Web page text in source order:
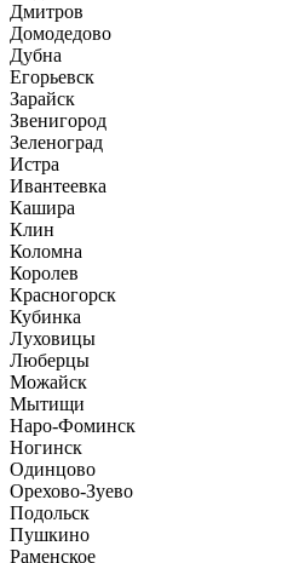
Дмитров
Домодедово
Дубна
Егорьевск
Зарайск
Звенигород
Зеленоград
Истра
Ивантеевка
Кашира
Клин
Коломна
Королев
Красногорск
Кубинка
Луховицы
Люберцы
Можайск
Мытищи
Наро-Фоминск
Ногинск
Одинцово
Орехово-Зуево
Подольск
Пушкино
Раменское